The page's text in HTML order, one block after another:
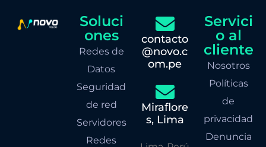
Soluci
ones
Redes de
Datos
Seguridad
de red
Servidores
Redes
contacto
@novo.c
om.pe
Miraflore
s, Lima
Servici
o al
cliente
Nosotros
Políticas
de
privacidad
Denuncia